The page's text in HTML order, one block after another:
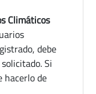
Climáticos
debe
Si
hacerlo de